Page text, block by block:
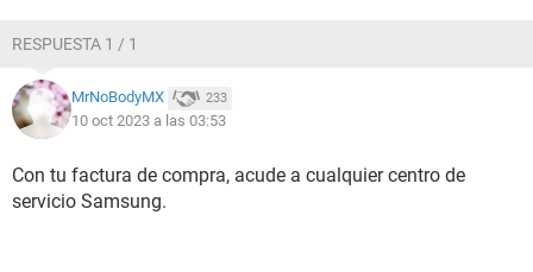
RESPUESTA 1 / 1
MrNoBodyMX 233
10 oct 2023 a las 03:53
Con tu factura de compra, acude a cualquier centro de
servicio Samsung.